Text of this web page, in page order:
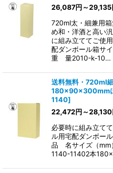
26,087円 ～29,135
720ml太・細兼用
め和・洋酒と高い
に組み立ててご使
配ダンボール箱サ
重 量2010-k-10…
送料無料・720ml
180×90×300mm
1140]
22,472円 ～28,130
必要時に組み立て
ル用宅配ダンボー
品 名サイズ（
1140-11402本